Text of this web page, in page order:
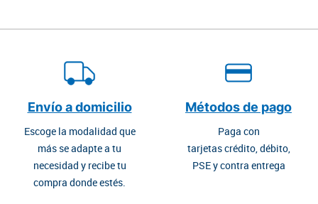
Envío a domicilio
Escoge la modalidad que
más se adapte a tu
necesidad y recibe tu
compra donde estés.
Métodos de pago
Paga con
tarjetas crédito, débito,
PSE y contra entrega